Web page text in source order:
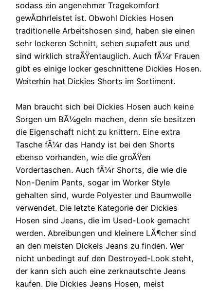
sodass ein angenehmer Tragekomfort
gewÃ¤hrleistet ist. Obwohl Dickies Hosen
traditionelle Arbeitshosen sind, haben sie einen
sehr lockeren Schnitt, sehen supafett aus und
sind wirklich straÃŸentauglich. Auch fÃ¼r Frauen
gibt es einige locker geschnittene Dickies Hosen.
Weiterhin hat Dickies Shorts im Sortiment.
Man braucht sich bei Dickies Hosen auch keine
Sorgen um BÃ¼geln machen, denn sie besitzen
die Eigenschaft nicht zu knittern. Eine extra
Tasche fÃ¼r das Handy ist bei den Shorts
ebenso vorhanden, wie die groÃŸen
Vordertaschen. Auch fÃ¼r Shorts, die wie die
Non-Denim Pants, sogar im Worker Style
gehalten sind, wurde Polyester und Baumwolle
verwendet. Die letzte Kategorie der Dickies
Hosen sind Jeans, die im Used-Look gemacht
werden. Abreibungen und kleinere LÃ¶cher sind
an den meisten Dickeis Jeans zu finden. Wer
nicht unbedingt auf den Destroyed-Look steht,
der kann sich auch eine zerknautschte Jeans
kaufen. Die Dickies Jeans Hosen, meist